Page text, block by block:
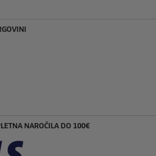
NAROČILA DO 100€